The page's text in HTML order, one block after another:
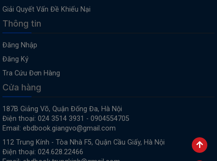
Giải Quyết Vấn Đề Khiếu Nại
Thông tin
Đăng Nhập
Đăng Ký
Tra Cứu Đơn Hàng
Cửa hàng
187B Giảng Võ, Quận Đống Đa, Hà Nội
Điện thoại: 024 3514 3931 - 0904554705
Email: ebdbook.giangvo@gmail.com
112 Trung Kính - Tòa Nhà F5, Quận Cầu Giấy, Hà Nội
Điện thoại: 024.628.22466